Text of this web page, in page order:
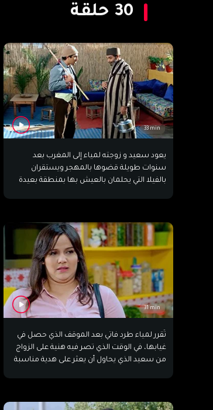
30 حلقة
33 min
يعود سعيد و زوجته لمياء إلى المغرب بعد
سنوات طويلة قضوها بالمهجر ويستقران
بالفيلا التي يحلمان بالعيش بها بمنطقة بعيدة
31 min
تُقرر لمياء طرد فاتي بعد الموقف الذي حصل في
غيابها، في الوقت الذي تصر فيه هنية على الزواج
من سعيد الذي يحاول أن يعثر على هدية مناسبة